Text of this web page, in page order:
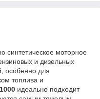
синтетическое моторное
и дизельных
особенно для
топлива и
идеально подходит